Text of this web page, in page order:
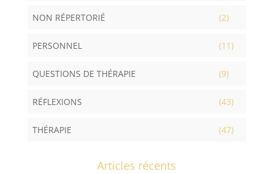
NON RÉPERTORIÉ (2)
PERSONNEL (11)
QUESTIONS DE THÉRAPIE (9)
RÉFLEXIONS (43)
THÉRAPIE (47)
Articles récents